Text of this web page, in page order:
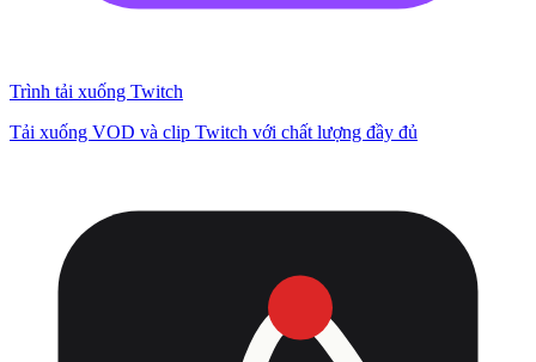
Trình tải xuống Twitch
Tải xuống VOD và clip Twitch với chất lượng đầy đủ